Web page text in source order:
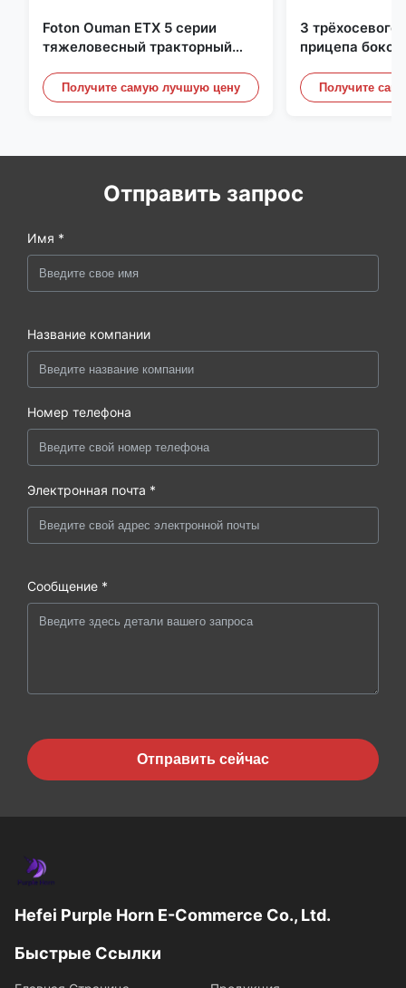
Foton Ouman ETX 5 серии
тяжеловесный тракторный
тракторный агрегат
Получите самую лучшую цену
3 трёхосевого
прицепа
грузовик 40-
Получите
Отправить запрос
Имя *
Название компании
Номер телефона
Электронная почта *
Сообщение *
Отправить сейчас
Hefei Purple Horn E-Commerce Co., Ltd.
Быстрые Ссылки